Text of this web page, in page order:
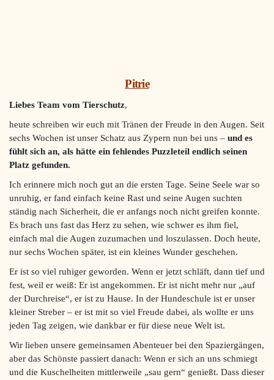
Pitrie
Liebes Team vom Tierschutz,
heute schreiben wir euch mit Tränen der Freude in den Augen. Seit
sechs Wochen ist unser Schatz aus Zypern nun bei uns – und es
fühlt sich an, als hätte ein fehlendes Puzzleteil endlich seinen
Platz gefunden.
Ich erinnere mich noch gut an die ersten Tage. Seine Seele war so
unruhig, er fand einfach keine Rast und seine Augen suchten
ständig nach Sicherheit, die er anfangs noch nicht greifen konnte.
Es brach uns fast das Herz zu sehen, wie schwer es ihm fiel,
einfach mal die Augen zuzumachen und loszulassen. Doch heute,
nur sechs Wochen später, ist ein kleines Wunder geschehen.
Er ist so viel ruhiger geworden. Wenn er jetzt schläft, dann tief und
fest, weil er weiß: Er ist angekommen. Er ist nicht mehr nur „auf
der Durchreise“, er ist zu Hause. In der Hundeschule ist er unser
kleiner Streber – er ist mit so viel Freude dabei, als wollte er uns
jeden Tag zeigen, wie dankbar er für diese neue Welt ist.
Wir lieben unsere gemeinsamen Abenteuer bei den Spaziergängen,
aber das Schönste passiert danach: Wenn er sich an uns schmiegt
und die Kuschelheiten mittlerweile „sau gern“ genießt. Dass dieser